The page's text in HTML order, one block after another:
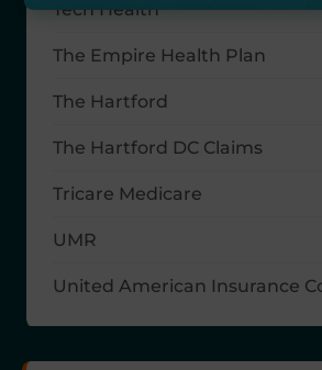
Tech Health
The Empire Health Plan
The Hartford
The Hartford DC Claims
Tricare Medicare
UMR
United American Insurance